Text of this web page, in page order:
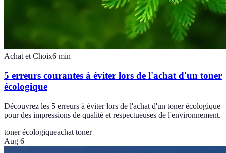
Achat et Choix6 min
5 erreurs courantes à éviter lors de l'achat d'un toner
écologique
Découvrez les 5 erreurs à éviter lors de l'achat d'un toner écologique
pour des impressions de qualité et respectueuses de l'environnement.
toner écologiqueachat toner
Aug 6